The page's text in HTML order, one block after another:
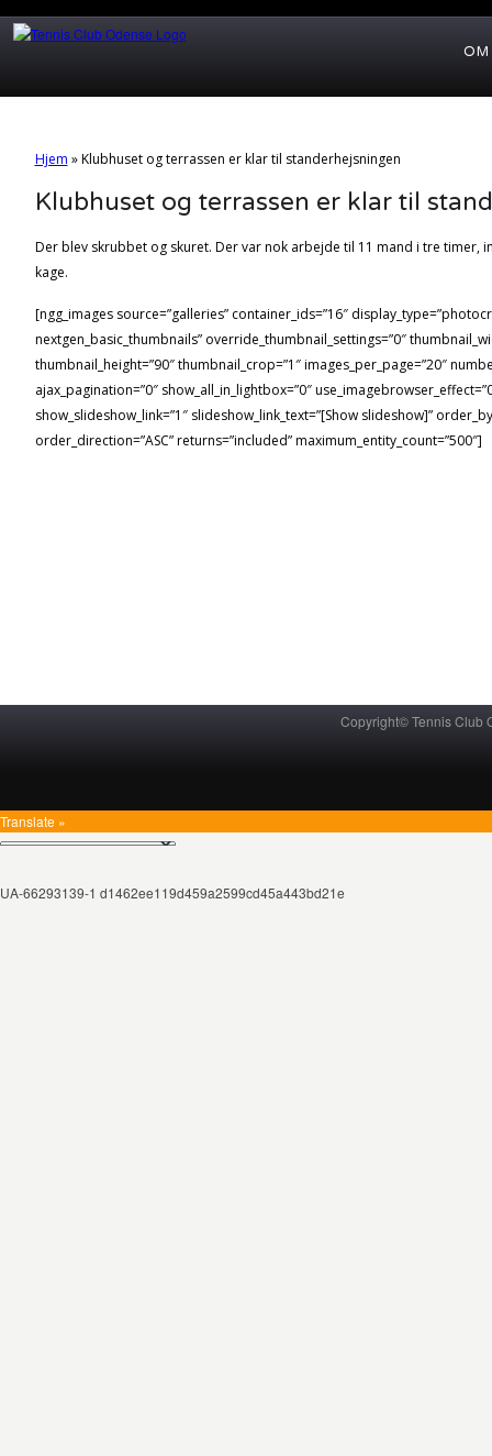
OM
Hjem »Klubhuset og terrassen er klar til standerhejsningen
Klubhuset og terrassen er klar til
Der blev skrubbet og skuret. Der var nok arbejde til 11 mand i tre timer,
kage.
[ngg_images source=”galleries” container_ids=”16″
nextgen_basic_thumbnails” override_thumbnail_settings=”0″
thumbnail_height=”90″ thumbnail_crop=”1″ images_per_page=”20″
ajax_pagination=”0″ show_all_in_lightbox=”0″
show_slideshow_link=”1″ slideshow_link_text=”[Show slideshow]”
order_direction=”ASC” returns=”included” maximum_entity_count=”500″]
Copyright© Tennis Club
Translate »
UA-66293139-1 d1462ee119d459a2599cd45a443bd21e